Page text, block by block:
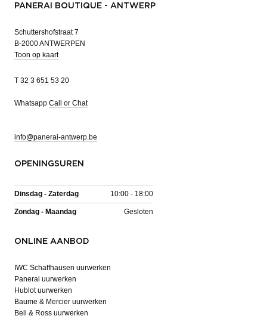
PANERAI BOUTIQUE - ANTWERP
Schuttershofstraat 7
B-2000 ANTWERPEN
Toon op kaart
T 32 3 651 53 20
Whatsapp Call or Chat
info@panerai-antwerp.be
OPENINGSUREN
Dinsdag - Zaterdag 10:00 - 18:00
Zondag - Maandag Gesloten
ONLINE AANBOD
IWC Schaffhausen uurwerken
Panerai uurwerken
Hublot uurwerken
Baume & Mercier uurwerken
Bell & Ross uurwerken